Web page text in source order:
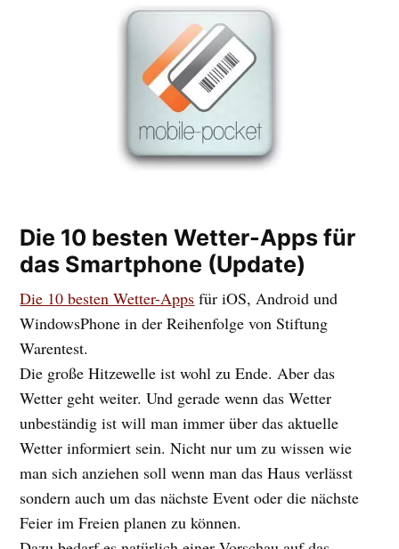
Die 10 besten Wetter-Apps für
das Smartphone (Update)
Die 10 besten Wetter-Apps für iOS, Android und
WindowsPhone in der Reihenfolge von Stiftung
Warentest.
Die große Hitzewelle ist wohl zu Ende. Aber das
Wetter geht weiter. Und gerade wenn das Wetter
unbeständig ist will man immer über das aktuelle
Wetter informiert sein. Nicht nur um zu wissen wie
man sich anziehen soll wenn man das Haus verlässt
sondern auch um das nächste Event oder die nächste
Feier im Freien planen zu können.